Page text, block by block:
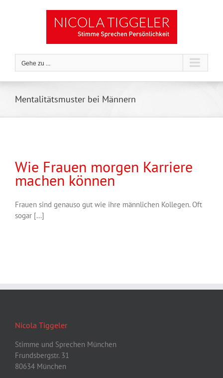
Gehe zu ...
Mentalitätsmuster bei Männern
Wie Frauen morgen Karriere
machen können
Frauen sind genauso gut wie ihre männlichen Kollegen. Oft
sogar [...]
Nicola Tiggeler
Stimme und Sprechen München
Frundsbergstr. 31
80634 München